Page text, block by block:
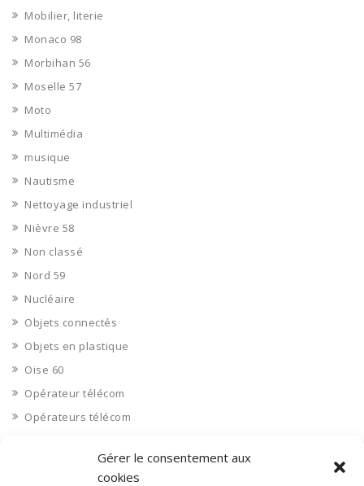
Gérer le consentement aux
cookies
Mobilier, literie
Monaco 98
Morbihan 56
Moselle 57
Moto
Multimédia
musique
Nautisme
Nettoyage industriel
Nièvre 58
Non classé
Nord 59
Nucléaire
Objets connectés
Objets en plastique
Oise 60
Opérateur télécom
Opérateurs télécom